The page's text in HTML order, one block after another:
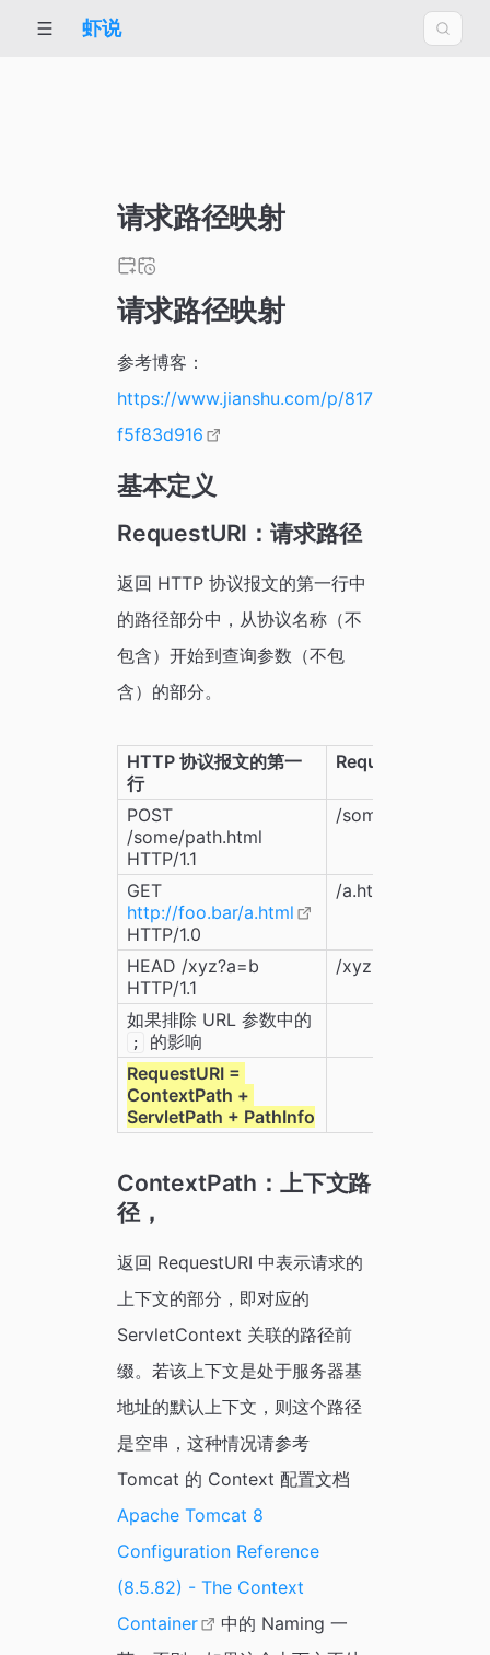
虾说
请求路径映射
请求路径映射
参考博客：
https://www.jianshu.com/p/817
f5f83d916
基本定义
RequestURI：请求路径
返回 HTTP 协议报文的第一行中
的路径部分中，从协议名称（不
包含）开始到查询参数（不包
含）的部分。
HTTP 协议报文的第一
行
RequestURI
POST
/some/path.html
HTTP/1.1
/some/path.html
GET
http://foo.bar/a.html
HTTP/1.0
/a.html
HEAD /xyz?a=b
HTTP/1.1
/xyz
如果排除 URL 参数中的
;
的影响
RequestURI =
ContextPath +
ServletPath + PathInfo
ContextPath：上下文路
径，
返回 RequestURI 中表示请求的
上下文的部分，即对应的
ServletContext 关联的路径前
缀。若该上下文是处于服务器基
地址的默认上下文，则这个路径
是空串，这种情况请参考
Tomcat 的 Context 配置文档
Apache Tomcat 8
Configuration Reference
(8.5.82) - The Context
Container
中的 Naming 一